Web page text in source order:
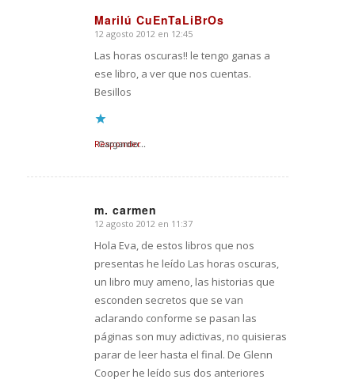
Marilú CuEnTaLiBrOs
Dice:
12 agosto 2012 en 12:45
Las horas oscuras!! le tengo ganas a
ese libro, a ver que nos cuentas.
Besillos
Cargando...
Responder
m. carmen
Dice:
12 agosto 2012 en 11:37
Hola Eva, de estos libros que nos
presentas he leído Las horas oscuras,
un libro muy ameno, las historias que
esconden secretos que se van
aclarando conforme se pasan las
páginas son muy adictivas, no quisieras
parar de leer hasta el final. De Glenn
Cooper he leído sus dos anteriores